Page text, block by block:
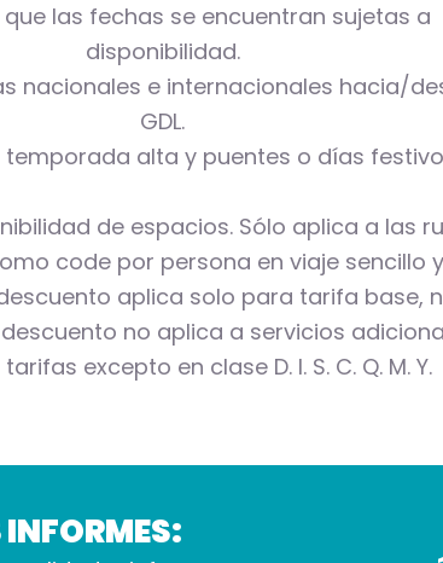
que las fechas se encuentran sujetas a
disponibilidad.
nacionales e internacionales hacia/
GDL.
temporada alta y puentes o días
de espacios. Sólo aplica a las
code por persona en viaje sencillo
aplica solo para tarifa base,
descuento no aplica a servicios
excepto en clase D. I. S. C. Q. M. Y.